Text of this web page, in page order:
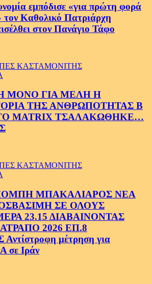
εμπόδισε «για πρώτη φορά
τον Καθολικό Πατριάρχη
στον Πανάγιο Τάφο
ΚΑΣΤΑΜΟΝΙΤΗΣ
ΜΟΝΟ ΓΙΑ ΜΕΛΗ Η
ΤΗΣ ΑΝΘΡΩΠΟΤΗΤΑΣ Β
MATRIX ΤΣΑΛΑΚΩΘΗΚΕ…
ΚΑΣΤΑΜΟΝΙΤΗΣ
ΜΠΑΚΑΛΙΑΡΟΣ ΝΕΑ
ΣΕ ΟΛΟΥΣ
23.15 ΔΙΑΒΑΙΝΟΝΤΑΣ
2026 ΕΠ.8
μέτρηση για
σε Ιράν